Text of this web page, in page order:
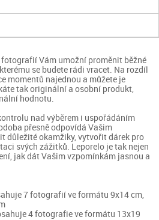
Vám umožní proměnit běžné
se budete rádi vracet. Na rozdíl
momentů najednou a můžete je
tak originální a osobní produkt,
hodnotu.
nad výběrem i uspořádáním
přesně odpovídá Vašim
důležité okamžiky, vytvořit dárek pro
svých zážitků. Leporelo je tak nejen
jak dát Vašim vzpomínkám jasnou a
7 fotografií ve formátu 9x14 cm,
4 fotografie ve formátu 13x19